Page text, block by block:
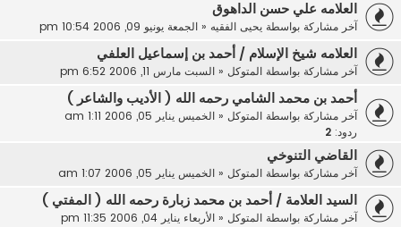
العلامه علي حسن الداهوق
آخر مشاركة بواسطة يحيى الفقيه « الجمعة يونيو 09, 2006 10:54 pm
العلامه شيخ الإسلام / أحمد بن إسماعيل العلفي
آخر مشاركة بواسطة المتوكل « السبت مارس 11, 2006 6:52 pm
أحمد بن محمد الشامي رحمه الله ( الأديب والشاعر )
آخر مشاركة بواسطة المتوكل « الخميس يناير 05, 2006 1:11 am
ردود: 2
القاضي التنوخي
آخر مشاركة بواسطة المتوكل « الخميس يناير 05, 2006 1:07 am
السيد العلامة / أحمد بن محمد زبارة رحمه الله ( المفتي )
آخر مشاركة بواسطة المتوكل « الأربعاء يناير 04, 2006 11:35 pm